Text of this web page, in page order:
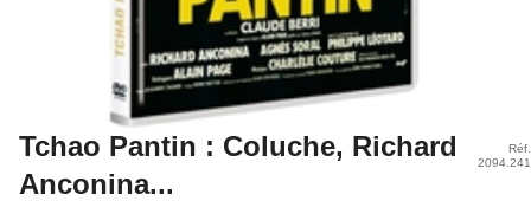
Tchao Pantin : Coluche, Richard
Anconina...
Réf.
2094.241